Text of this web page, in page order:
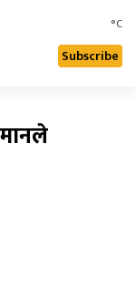
°C
Subscribe